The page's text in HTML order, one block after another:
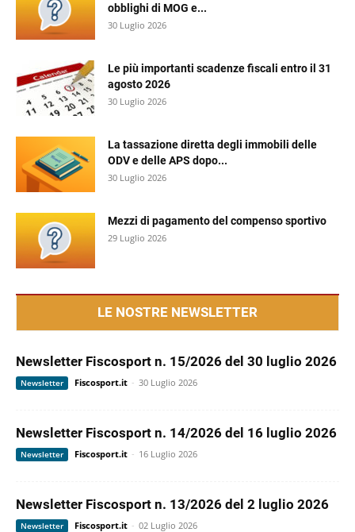
obblighi di MOG e...
30 Luglio 2026
Le più importanti scadenze fiscali entro il 31
agosto 2026
30 Luglio 2026
La tassazione diretta degli immobili delle
ODV e delle APS dopo...
30 Luglio 2026
Mezzi di pagamento del compenso sportivo
29 Luglio 2026
LE NOSTRE NEWSLETTER
Newsletter Fiscosport n. 15/2026 del 30 luglio 2026
Newsletter Fiscosport.it - 30 Luglio 2026
Newsletter Fiscosport n. 14/2026 del 16 luglio 2026
Newsletter Fiscosport.it - 16 Luglio 2026
Newsletter Fiscosport n. 13/2026 del 2 luglio 2026
Newsletter Fiscosport.it - 02 Luglio 2026